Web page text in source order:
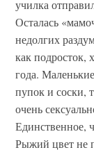
училка
Осталась
недолгих
как подросток,
года.
пупок и соски,
очень
Единственное,
Рыжий цвет не